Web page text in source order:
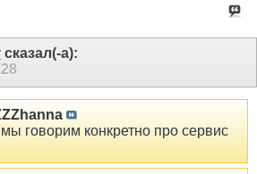
сказал(-а):
говорим конкретно про сервис